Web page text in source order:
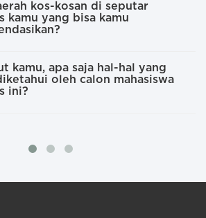
kos-kosan di seputar
kamu yang bisa kamu
kamu, apa saja hal-hal yang
oleh calon mahasiswa
ini?